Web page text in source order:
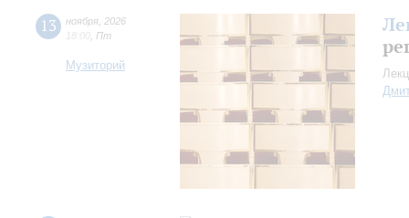
13 ноября 2026
18:00 Пт
Музиторий